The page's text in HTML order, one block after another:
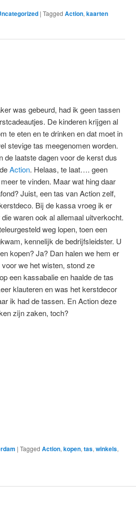
| Tagged Action, kaarten
was gebeurd, had ik geen tassen
De kinderen krijgen al
te eten en te drinken en dat moet in
stevige tas meegenomen worden.
de laatste dagen voor de kerst dus
Action. Helaas, te laat…. geen
te vinden. Maar wat hing daar
Juist, een tas van Action zelf,
Bij de kassa vroeg ik er
die waren ook al allemaal uitverkocht.
weg lopen, toen een
kennelijk de bedrijfsleidster. U
kopen? Ja? Dan halen we hem er
we het wisten, stond ze
een kassabalie en haalde de tas
klauteren en was het kerstdecor
ik had de tassen. En Action deze
zijn zaken, toch?
| Tagged Action, kopen, tas, winkels,